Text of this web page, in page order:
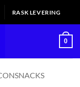
RASK LEVERING
0